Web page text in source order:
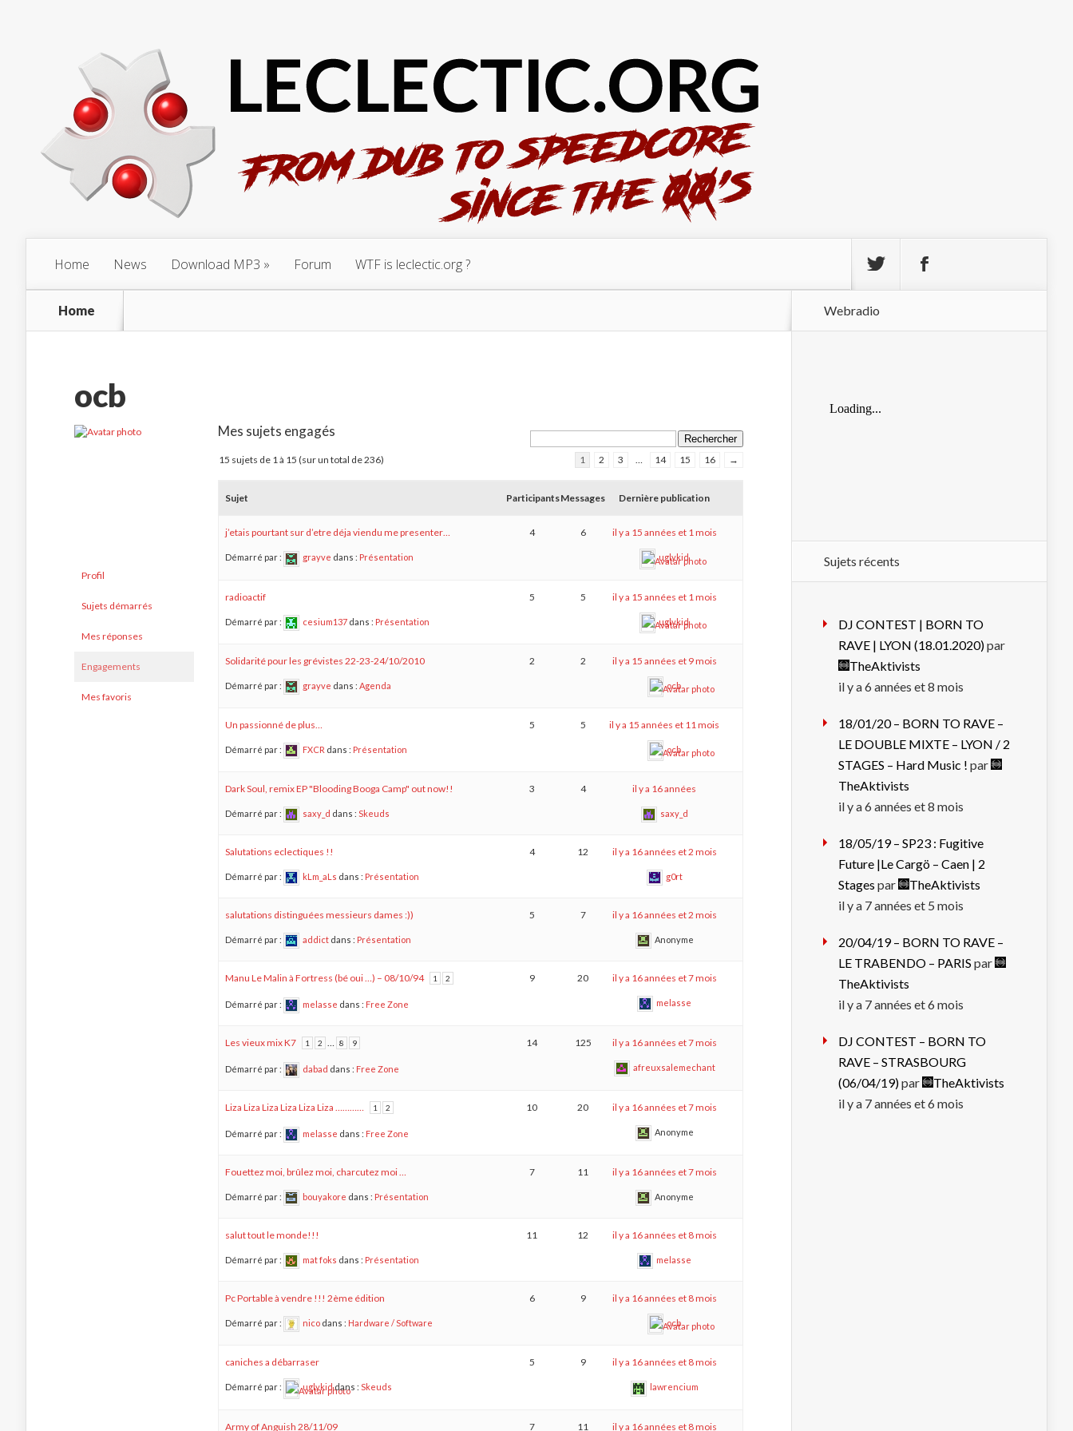
Home News Download MP3 Forum WTF is leclectic.org ?
Home
ocb
Profil
Sujets démarrés
Mes réponses
Engagements
Mes favoris
Mes sujets engagés
15 sujets de 1 à 15 (sur un total de 236) 1 2 3 … 14 15 16 →
Sujet ParticipantsMessages Dernière publication
j’etais pourtant sur d’etre déja viendu me presenter…
Démarré par : grayve dans : Présentation
4 6 il y a 15 années et 1 mois
uglykid
radioactif
Démarré par : cesium137 dans : Présentation
5 5 il y a 15 années et 1 mois
uglykid
Solidarité pour les grévistes 22-23-24/10/2010
Démarré par : grayve dans : Agenda
2 2 il y a 15 années et 9 mois
ocb
Un passionné de plus…
Démarré par : FXCR dans : Présentation
5 5 il y a 15 années et 11 mois
ocb
Dark Soul, remix EP "Blooding Booga Camp" out now!!
Démarré par : saxy_d dans : Skeuds
3 4 il y a 16 années
saxy_d
Salutations eclectiques !!
Démarré par : kLm_aLs dans : Présentation
4 12 il y a 16 années et 2 mois
g0rt
salutations distinguées messieurs dames :))
Démarré par : addict dans : Présentation
5 7 il y a 16 années et 2 mois
Anonyme
Manu Le Malin à Fortress (bé oui …) – 08/10/94 1 2
Démarré par : melasse dans : Free Zone
9 20 il y a 16 années et 7 mois
melasse
Les vieux mix K7 1 2 … 8 9
Démarré par : dabad dans : Free Zone
14 125 il y a 16 années et 7 mois
afreuxsalemechant
Liza Liza Liza Liza Liza Liza ………… 1 2
Démarré par : melasse dans : Free Zone
10 20 il y a 16 années et 7 mois
Anonyme
Fouettez moi, brûlez moi, charcutez moi …
Démarré par : bouyakore dans : Présentation
7 11 il y a 16 années et 7 mois
Anonyme
salut tout le monde!!!
Démarré par : mat foks dans : Présentation
11 12 il y a 16 années et 8 mois
melasse
Pc Portable à vendre !!! 2ème édition
Démarré par : nico dans : Hardware / Software
6 9 il y a 16 années et 8 mois
ocb
caniches a débarraser
Démarré par : uglykid dans : Skeuds
5 9 il y a 16 années et 8 mois
lawrencium
Army of Anguish 28/11/09 7 11 il y a 16 années et 8 mois
Webradio
Sujets récents
DJ CONTEST | BORN TO
RAVE | LYON (18.01.2020)par
TheAktivists
il y a 6 années et 8 mois
18/01/20 – BORN TO RAVE –
LE DOUBLE MIXTE – LYON / 2
STAGES – Hard Music ! par
TheAktivists
il y a 6 années et 8 mois
18/05/19 – SP23 : Fugitive
Future |Le Cargö – Caen | 2
Stages par
TheAktivists
il y a 7 années et 5 mois
20/04/19 – BORN TO RAVE –
LE TRABENDO – PARIS par
TheAktivists
il y a 7 années et 6 mois
DJ CONTEST – BORN TO
RAVE – STRASBOURG
(06/04/19)par
TheAktivists
il y a 7 années et 6 mois